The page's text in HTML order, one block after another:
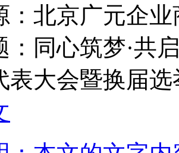
：北京广元企业
同心筑梦·共
表大会暨换届